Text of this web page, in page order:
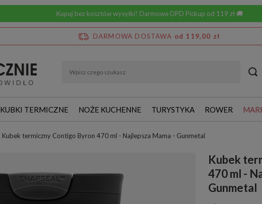
Kupuj bez kosztów wysyłki! Darmowe DPD Pickup od 119 zł 🚚
DARMOWA DOSTAWA od 119,00 zł
KUBKI TERMICZNE NOŻE KUCHENNE TURYSTYKA ROWER
Kubek termiczny Contigo Byron 470 ml - Najlepsza Mama - Gunmetal
Kubek
470 ml -
Gunmetal